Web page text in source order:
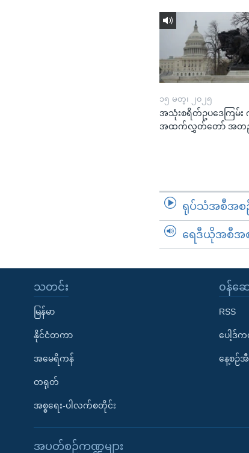
၁၅ မတ္၊ ၂၀၂၅
အသုံးစရိတ်ဥပဒေကြမ်း
အထက်လွှတ်တော် အတ
ရုပ်သံအစီအစဉ်
ရေဒီယိုအစီအစ
သတင်း
မြန်မာ
နိုင်ငံတကာ
အမေရိကန်
တရုတ်
အစ္စရေး-ပါလက်စတိုင်း
၀န်ဆေ
RSS
ပေါ့ဒ်
နေ့စဉ်
အပတ်စဉ်ကဏ္ဍများ